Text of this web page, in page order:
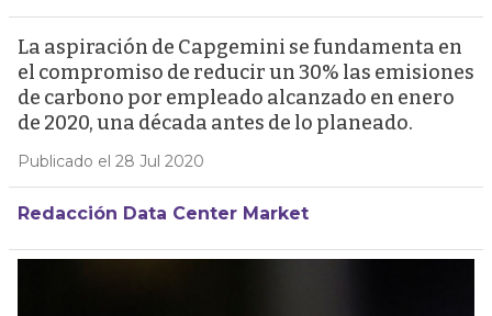
La aspiración de Capgemini se fundamenta en
el compromiso de reducir un 30% las emisiones
de carbono por empleado alcanzado en enero
de 2020, una década antes de lo planeado.
Publicado el 28 Jul 2020
Redacción Data Center Market